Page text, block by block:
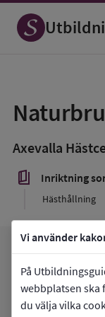
Vi använder
På
webbplatsen ska
du välja vilka
som
favorit
Axevalla
book_5 Inriktning
Hästhållning
Gå till
Mina favoriter